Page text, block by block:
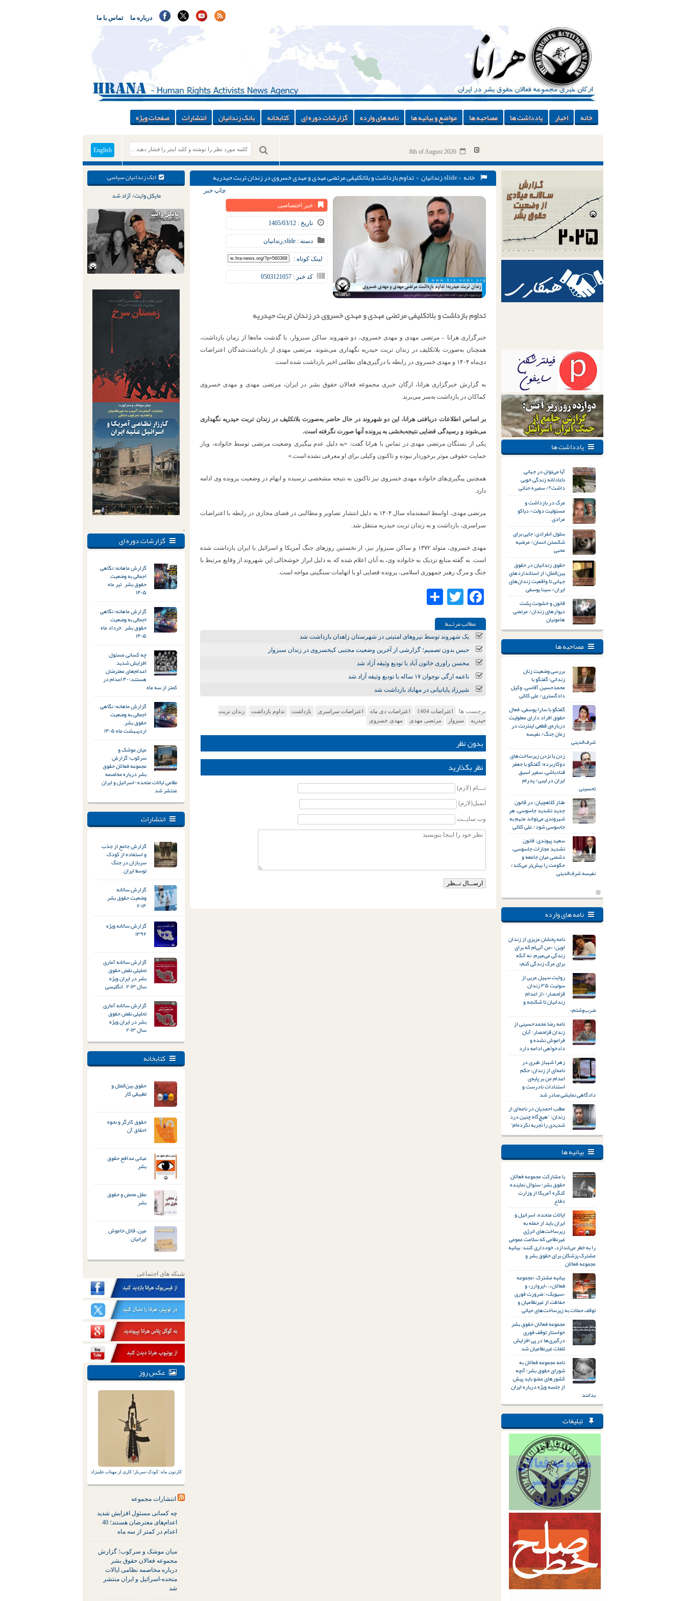
تماس با ما درباره ما
خانه اخبار یادداشت ها مصاحبه ها مواضع و بیانیه ها نامه های وارده گزارشات دوره ای کتابخانه بانک زندانیان انتشارات صفحات ویژه
English 8th of August 2026
انک زندانیان سیاسی
مایکل وایت/ آزاد شد
.
گزارشات دوره ای
گزارش ماهانه؛ نگاهی
اجمالی به وضعیت
حقوق بشر – تیر ماه
۱۴۰۵
گزارش ماهانه؛ نگاهی
اجمالی به وضعیت
حقوق بشر – خرداد ماه
۱۴۰۵
چه کسانی مسئول
افزایش شدید
اعدام‌های معترضان
هستند؛ ۴۰ اعدام در
کمتر از سه ماه
گزارش ماهانه؛ نگاهی
اجمالی به وضعیت
حقوق بشر –
اردیبهشت ماه ۱۴۰۵
میان موشک و
سرکوب؛ گزارش
مجموعه فعالان حقوق
بشر درباره مخاصمه
نظامی ایالات متحده-اسرائیل و ایران
منتشر شد
انتشارات
گزارش جامع از جذب
و استفاده از کودک
سربازان در جنگ
توسط ایران
گزارش سالانه
وضعیت حقوق بشر –
۲۰۱۴
گزارش سالانه ویژه
۱۳۹۲
گزارش سالانه آماری –
تحلیلی نقض حقوق
بشر در ایران ویژه
سال ۲۰۱۳ – انگلیسی
گزارش سالانه آماری –
تحلیلی نقض حقوق
بشر در ایران ویژه
سال ۲۰۱۳
کتابخانه
حقوق بین‌الملل و
تطبیقی کار
حقوق کارگر و نحوه
احقاق آن
مبانی مدافع حقوق
بشر
عقل محض و حقوق
بشر
مین، قاتل خاموش
ایرانیان
شبکه های اجتماعی
عکس روز
کارتون ماه: کودک-سرباز؛ کاری از مهتاب علینژاد
انتشارات مجموعه
چه کسانی مسئول افزایش شدید
اعدام‌های معترضان هستند؛ 40
اعدام در کمتر از سه ماه
میان موشک و سرکوب؛ گزارش
مجموعه فعالان حقوق بشر
درباره مخاصمه نظامی ایالات
متحده-اسرائیل و ایران منتشر
شد
خانه >
slide
,زندانیان> تداوم بازداشت و بلاتکلیفی مرتضی مهدی و مهدی خسروی در زندان تربت حیدریه
خبر اختصاصی
تاریخ : 1405/03/12
دسته : slide
,زندانیان
لینک کوتاه :
کد خبر : 0503121057
چاپ خبر
تداوم بازداشت و بلاتکلیفی مرتضی مهدی و مهدی خسروی در زندان تربت حیدریه
خبرگزاری هرانا – مرتضی مهدی و مهدی خسروی، دو شهروند ساکن سبزوار، با گذشت ماه‌ها از زمان بازداشت،
همچنان به‌صورت بلاتکلیف در زندان تربت حیدریه نگهداری می‌شوند. مرتضی مهدی از بازداشت‌شدگان اعتراضات
دی‌ماه ۱۴۰۴ و مهدی خسروی در رابطه با درگیری‌های نظامی اخیر بازداشت شده است.
به گزارش خبرگزاری هرانا، ارگان خبری مجموعه فعالان حقوق بشر در ایران، مرتضی مهدی و مهدی خسروی
کماکان در بازداشت به‌سر می‌برند.
بر اساس اطلاعات دریافتی هرانا، این دو شهروند در حال حاضر به‌صورت بلاتکلیف در زندان تربت حیدریه نگهداری
می‌شوند و رسیدگی قضایی نتیجه‌بخشی به پرونده آنها صورت نگرفته است.
یکی از بستگان مرتضی مهدی در تماس با هرانا گفت: «به دلیل عدم پیگیری وضعیت مرتضی توسط خانواده، ویاز
حمایت حقوقی موثر برخوردار نبوده و تاکنون وکیلی برای او معرفی نشده است.»
همچنین پیگیری‌های خانواده مهدی خسروی نیز تاکنون به نتیجه مشخصی نرسیده و ابهام در وضعیت پرونده وی ادامه
دارد.
مرتضی مهدی، اواسط اسفندماه سال ۱۴۰۴ به دلیل انتشار تصاویر و مطالبی در فضای مجازی در رابطه با اعتراضات
سراسری، بازداشت و به زندان تربت حیدریه منتقل شد.
مهدی خسروی، متولد ۱۳۷۲ و ساکن سبزوار نیز، از نخستین روزهای جنگ آمریکا و اسرائیل با ایران بازداشت شده
است. به گفته منابع نزدیک به خانواده وی، به آنان اعلام شده که به دلیل ابراز خوشحالی این شهروند از وقایع مرتبط با
جنگ و مرگ رهبر جمهوری اسلامی، پرونده قضایی او با اتهامات سنگینی مواجه است.
Facebook
Twitter
مطالب مرتـبط
یک شهروند توسط نیروهای امنیتی در شهرستان زاهدان بازداشت شد
حبس بدون تصمیم؛ گزارشی از آخرین وضعیت مجتبی کیخسروی در زندان سبزوار
محسن راوری خاتون آباد با تودیع وثیقه آزاد شد
ناعمه ارگی نوجوان ۱۷ ساله با تودیع وثیقه آزاد شد
شیرزاد پایانیانی در مهاباد بازداشت شد
برچسب ها: اعتراضات 1404 اعتراضات دی ماه اعتراضات سراسری بازداشت‌ تداوم بازداشت
زندان تربت
حیدریه
سبزوار مرتضی مهدی مهدی خسروی
بدون نظر
نظر بگذارید
نـــام (لازم)
ایمیل(لازم)
وب سایــت
یادداشت ها
آیا می‌توان در جهانی
ناعادلانه زندگی خوبی
داشت؟/ سمیره حنائی
مرگ در بازداشت و
مسئولیت دولت/ دیاکو
مرادی
سلول انفرادی؛ جایی برای
شکستن انسان/ مرضیه
محبی
حقوق زندانیان در حقوق
بین‌الملل؛ از استانداردهای
جهانی تا واقعیت زندان‌های
ایران/ سینا یوسفی
قانون و خشونت پشت
دیوارهای زندان/ مرتضی
هامونیان
مصاحبه ها
بررسی وضعیت زنان
زندانی؛ گفتگو با
محمدحسین آقاسی، وکیل
دادگستری/ علی کلائی
گفتگو با سارا یوسفی، فعال
حقوق افراد دارای معلولیت
درباره‌ی قطعی اینترنت در
زمان جنگ/ نفیسه
شرف‌الدینی
زدن یا نزدن زیرساخت‌های
دوکاربرده؛ گفتگو با جعفر
قنادباشی، سفیر اسبق
ایران در لیبی/ پدرام
تحسینی
طناز کلاهچیان: در قانون
جدید تشدید جاسوسی، هر
شهروندی می‌تواند متهم به
جاسوسی شود/ علی کلائی
سعید پیوندی: قانون
تشدید مجازات جاسوسی،
دشمنی میان جامعه و
حکومت را بیش‌تر می‌کند/
نفیسه شرف‌الدینی
نامه های وارده
نامه پخشان عزیزی از زندان
اوین؛ «من آنی‌ام که برای
زندگی می‌میرم، نه آنکه
برای مرگ زندگی کنم»
روایت سهیل عربی از
سوئیت ۳۵ زندان
قزلحصار؛ «از اعدام
زندانیان تا شکنجه و
ضرب‌وشتم»
نامه رضا محمدحسینی از
زندان قزلحصار: آبان
فراموش نشده و
دادخواهی ادامه دارد
زهرا شهباز طبری در
نامه‌ای از زندان: حکم
اعدام من بر پایه‌ی
استنادات نادرست و
دادگاهی نمایشی صادر شد
مطلب احمدیان در نامه‌ای از
زندان: “هیچ‌گاه چنین درد
شدیدی را تجربه نکرده‌ام”
بیانیه ها
با مشارکت مجموعه فعالان
حقوق بشر؛ سئوال نماینده
کنگره آمریکا از وزارت
دفاع
ایالات متحده، اسرائیل و
ایران باید از حمله به
زیرساخت‌های انرژی
غیرنظامی که سلامت عمومی
را به خطر می‌اندازد، خودداری کنند: بیانیه
مشترک پزشکان برای حقوق بشر و
مجموعه فعالان
بیانیه مشترک «مجموعه
فعالان»، «ایروارز» و
«سیویک»: ضرورت فوری
حفاظت از غیرنظامیان و
توقف حملات به زیرساخت‌های حیاتی
مجموعه فعالان حقوق بشر
خواستار توقف فوری
درگیری‌ها در پی افزایش
تلفات غیرنظامیان شد
نامه مجموعه فعالان به
شورای حقوق بشر؛ آنچه
کشورهای عضو باید پیش
از جلسه ویژه درباره ایران
بدانند
تبلیغات